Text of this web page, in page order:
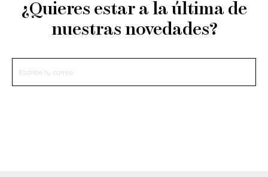
¿Quieres estar a la última de
nuestras novedades?